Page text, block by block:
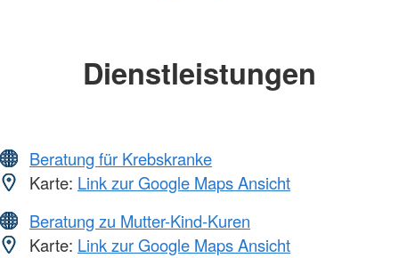
Dienstleistungen
Beratung für Krebskranke
Karte: Link zur Google Maps Ansicht
Beratung zu Mutter-Kind-Kuren
Karte: Link zur Google Maps Ansicht